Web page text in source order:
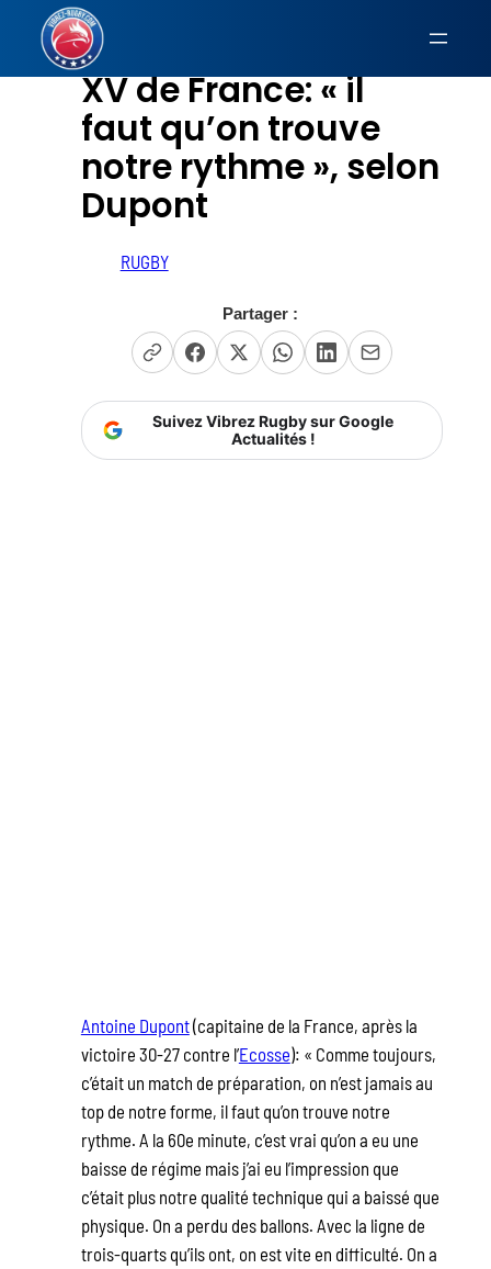
contenu
XV de France: « il
faut qu’on trouve
notre rythme », selon
Dupont
RUGBY
Partager :
Suivez Vibrez Rugby sur Google
Actualités !
Antoine Dupont(capitaine de la France, après la
victoire 30-27 contre l’Ecosse): « Comme toujours,
c’était un match de préparation, on n’est jamais au
top de notre forme, il faut qu’on trouve notre
rythme. A la 60e minute, c’est vrai qu’on a eu une
baisse de régime mais j’ai eu l’impression que
c’était plus notre qualité technique qui a baissé que
physique. On a perdu des ballons. Avec la ligne de
trois-quarts qu’ils ont, on est vite en difficulté. On a